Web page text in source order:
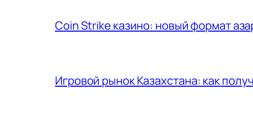
Coin Strike казино: новый формат
Игровой рынок Казахстана: как